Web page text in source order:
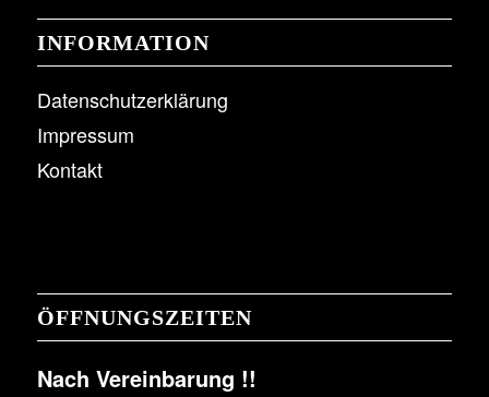
INFORMATION
Datenschutzerklärung
Impressum
Kontakt
ÖFFNUNGSZEITEN
Nach Vereinbarung !!